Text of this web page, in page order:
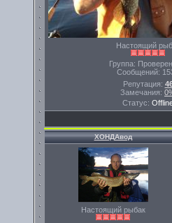
Настоящий
Группа:
Сообщений:
Репутация:
Замечания:
Статус:
ХОНДАвод
Настоящий рыбак